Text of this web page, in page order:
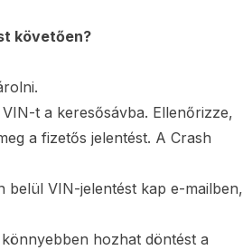
követően?
t a keresősávba. Ellenőrizze,
a fizetős jelentést. A Crash
belül VIN-jelentést kap e-mailben,
hozhat döntést a